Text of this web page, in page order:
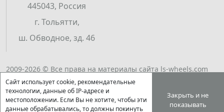
445043, Россия
г. Тольятти,
ш. Обводное, зд. 46
2009-2026 © Все права на материалы сайта ls-wheels.com
принадлежат ООО "ЭКСМИ". Полное или частичное
воспроизведение материалов возможно только по
письменному разрешению правообладателя.
Сайт использует cookie, рекомендательные
технологии, данные об IP-адресе и
местоположении. Если Вы не хотите, чтобы эти
данные обрабатывались, то должны покинуть
Закрыть и не
показывать